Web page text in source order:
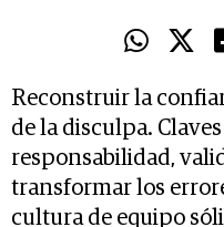
Reconstruir la
de la disculpa.
responsabilidad,
transformar los
cultura de equipo